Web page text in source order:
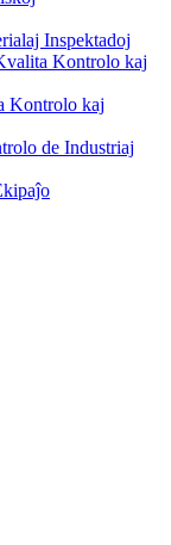
Inspektadoj
Kontrolo kaj
Kontrolo kaj
de Industriaj